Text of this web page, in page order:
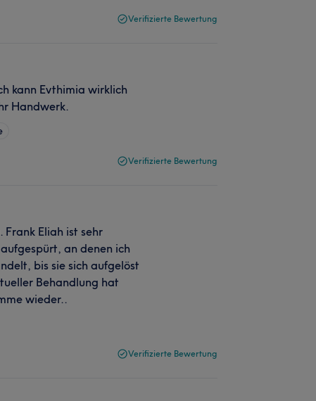
Verifizierte Bewertung
kann Evthimia wirklich
Handwerk.
Verifizierte Bewertung
Frank Eliah ist sehr
an denen ich
bis sie sich aufgelöst
Behandlung hat
wieder..
Verifizierte Bewertung